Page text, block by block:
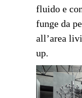
fluido e
funge da
all’area
up.